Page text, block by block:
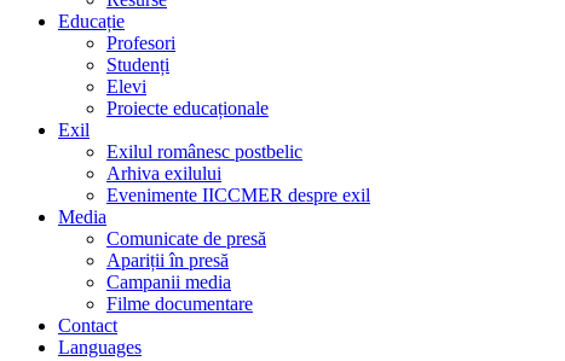
Educație
Profesori
Studenți
Elevi
Proiecte educaționale
Exil
Exilul românesc postbelic
Arhiva exilului
Evenimente IICCMER despre exil
Media
Comunicate de presă
Apariții în presă
Campanii media
Filme documentare
Contact
Languages